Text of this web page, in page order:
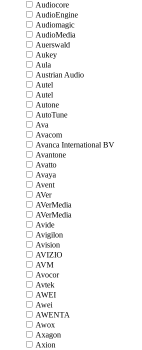
Audiocore
AudioEngine
Audiomagic
AudioMedia
Auerswald
Aukey
Aula
Austrian Audio
Autel
Autel
Autone
AutoTune
Ava
Avacom
Avanca International BV
Avantone
Avatto
Avaya
Avent
AVer
AVerMedia
AVerMedia
Avide
Avigilon
Avision
AVIZIO
AVM
Avocor
Avtek
AWEI
Awei
AWENTA
Awox
Axagon
Axion